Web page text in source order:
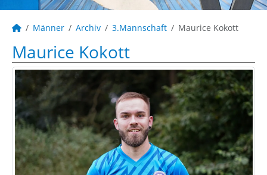
Männer Archiv 3.Mannschaft Maurice Kokott
Maurice Kokott